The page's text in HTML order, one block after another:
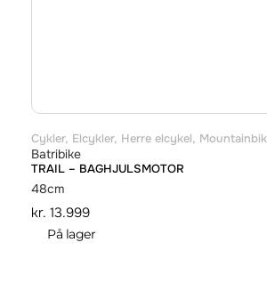
Cykler, Elcykler, Herre elcykel,
Batribike
TRAIL – BAGHJULSMOTOR
48cm
kr. 13.999
På lager